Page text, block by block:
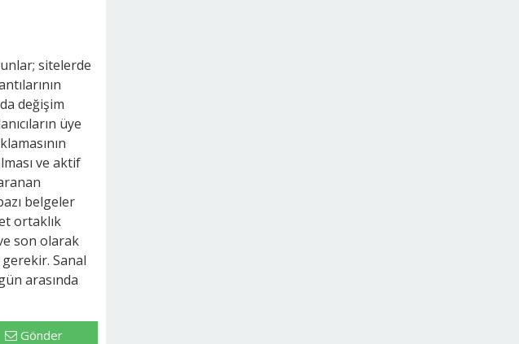
sitelerde
değişim
üye
ve aktif
belgeler
ortaklık
son olarak
Sanal
arasında
Gönder